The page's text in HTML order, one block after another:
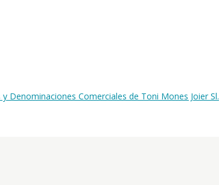
Denominaciones Comerciales de Toni Mones Joier Sl.